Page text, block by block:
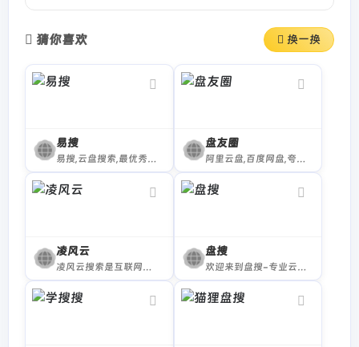
猜你喜欢 换一换
易搜
易搜,云盘搜索,最优秀的阿里云盘搜索服务的平台,收集各类阿里云盘资源提供一站式搜索功能,推动互联网优质资源的高效传递!
盘友圈
阿里云盘,百度网盘,夸克网盘资源搜索工具
凌风云
凌风云搜索是互联网专业的阿里云盘，百度网盘等十大网盘搜索引擎，是网盘资源搜索中心.
盘搜
欢迎来到盘搜-专业云盘资源搜索引擎！作为一款专注于提供便捷服务的专业网盘资源搜索引擎，盘搜致力于帮助每一位用户轻松访问存储于各大知名云存储服务（如阿里云盘、百度网盘等）中的海量信息。